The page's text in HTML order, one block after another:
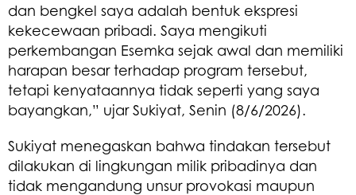
dan bengkel saya adalah bentuk ekspresi
kekecewaan pribadi. Saya mengikuti
perkembangan Esemka sejak awal dan memiliki
harapan besar terhadap program tersebut,
tetapi kenyataannya tidak seperti yang saya
bayangkan,” ujar Sukiyat, Senin (8/6/2026).
Sukiyat menegaskan bahwa tindakan tersebut
dilakukan di lingkungan milik pribadinya dan
tidak mengandung unsur provokasi maupun